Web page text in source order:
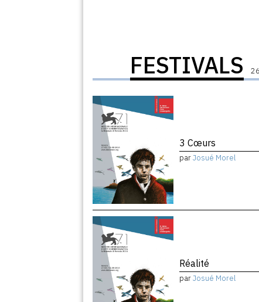
FESTIVALS
3 Cœurs
parJosué Morel
Réalité
parJosué Morel